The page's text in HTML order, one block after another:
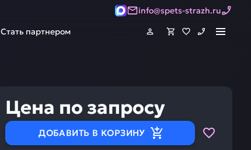
info@spets-strazh.ru
Стать партнером
Цена по запросу
ДОБАВИТЬ В КОРЗИНУ